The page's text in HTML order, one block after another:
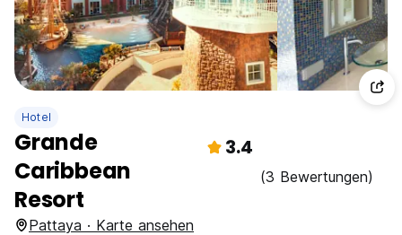
Hotel
Grande
Caribbean
Resort
3.4
(3 Bewertungen)
Pattaya · Karte ansehen